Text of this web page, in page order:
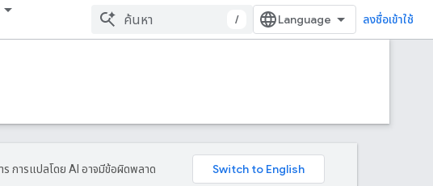
/ ลงชื่อเข้าใช้
การแปลโดย AI อาจมีข้อผิดพลาด